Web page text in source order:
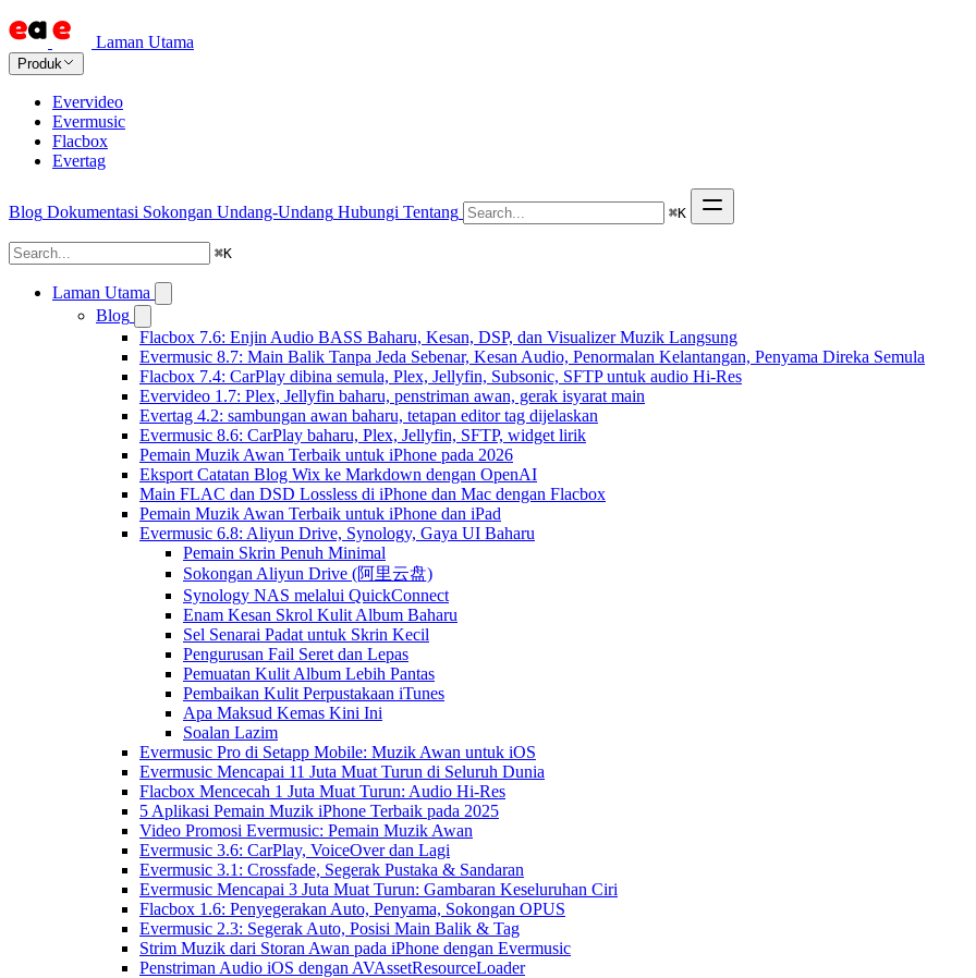
Laman Utama
Produk
Evervideo
Evermusic
Flacbox
Evertag
Blog Dokumentasi Sokongan Undang-Undang Hubungi Tentang ⌘K
⌘K
Laman Utama
Blog
Flacbox 7.6: Enjin Audio BASS Baharu, Kesan, DSP, dan Visualizer Muzik Langsung
Evermusic 8.7: Main Balik Tanpa Jeda Sebenar, Kesan Audio, Penormalan Kelantangan, Penyama Direka Semula
Flacbox 7.4: CarPlay dibina semula, Plex, Jellyfin, Subsonic, SFTP untuk audio Hi-Res
Evervideo 1.7: Plex, Jellyfin baharu, penstriman awan, gerak isyarat main
Evertag 4.2: sambungan awan baharu, tetapan editor tag dijelaskan
Evermusic 8.6: CarPlay baharu, Plex, Jellyfin, SFTP, widget lirik
Pemain Muzik Awan Terbaik untuk iPhone pada 2026
Eksport Catatan Blog Wix ke Markdown dengan OpenAI
Main FLAC dan DSD Lossless di iPhone dan Mac dengan Flacbox
Pemain Muzik Awan Terbaik untuk iPhone dan iPad
Evermusic 6.8: Aliyun Drive, Synology, Gaya UI Baharu
Pemain Skrin Penuh Minimal
Sokongan Aliyun Drive (阿里云盘)
Synology NAS melalui QuickConnect
Enam Kesan Skrol Kulit Album Baharu
Sel Senarai Padat untuk Skrin Kecil
Pengurusan Fail Seret dan Lepas
Pemuatan Kulit Album Lebih Pantas
Pembaikan Kulit Perpustakaan iTunes
Apa Maksud Kemas Kini Ini
Soalan Lazim
Evermusic Pro di Setapp Mobile: Muzik Awan untuk iOS
Evermusic Mencapai 11 Juta Muat Turun di Seluruh Dunia
Flacbox Mencecah 1 Juta Muat Turun: Audio Hi-Res
5 Aplikasi Pemain Muzik iPhone Terbaik pada 2025
Video Promosi Evermusic: Pemain Muzik Awan
Evermusic 3.6: CarPlay, VoiceOver dan Lagi
Evermusic 3.1: Crossfade, Segerak Pustaka & Sandaran
Evermusic Mencapai 3 Juta Muat Turun: Gambaran Keseluruhan Ciri
Flacbox 1.6: Penyegerakan Auto, Penyama, Sokongan OPUS
Evermusic 2.3: Segerak Auto, Posisi Main Balik & Tag
Strim Muzik dari Storan Awan pada iPhone dengan Evermusic
Penstriman Audio iOS dengan AVAssetResourceLoader